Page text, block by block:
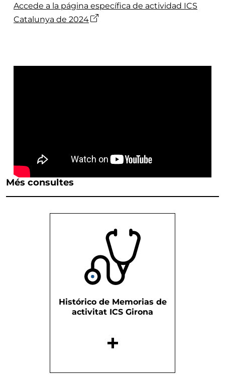
Accede a la página específica de actividad ICS
Catalunya de 2024
Més consultes
Histórico de Memorias de
activitat ICS Girona